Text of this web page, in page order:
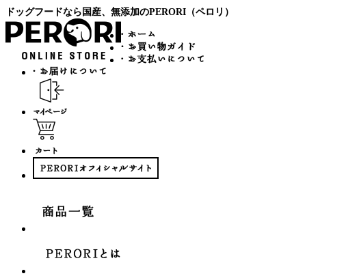
ドッグフードなら国産、無添加のPERORI（ペロリ）